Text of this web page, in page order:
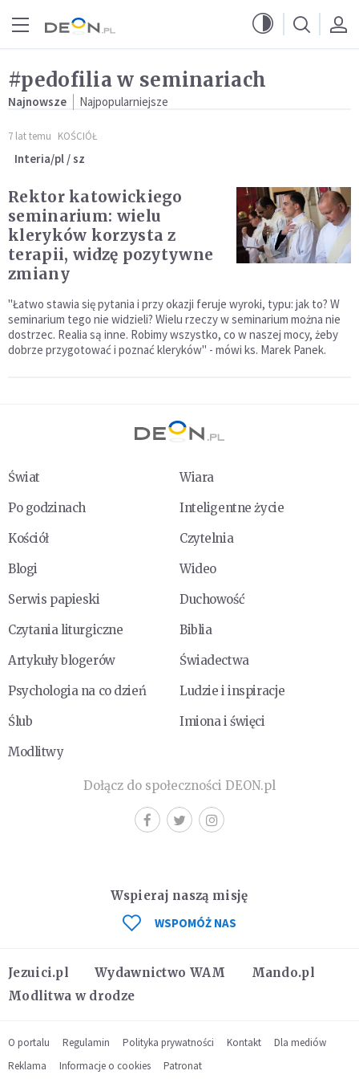
#pedofilia w seminariach
Najnowsze Najpopularniejsze
7 lat temu KOŚCIÓŁ
Interia/pl / sz
Rektor katowickiego
seminarium: wielu
kleryków korzysta z
terapii, widzę pozytywne
zmiany
"Łatwo stawia się pytania i przy okazji feruje wyroki, typu: jak to? W
seminarium tego nie widzieli? Wielu rzeczy w seminarium można nie
dostrzec. Realia są inne. Robimy wszystko, co w naszej mocy, żeby
dobrze przygotować i poznać kleryków" - mówi ks. Marek Panek.
Świat
Wiara
Po godzinach
Inteligentne życie
Kościół
Czytelnia
Blogi
Wideo
Serwis papieski
Duchowość
Czytania liturgiczne
Biblia
Artykuły blogerów
Świadectwa
Psychologia na co dzień
Ludzie i inspiracje
Ślub
Imiona i święci
Modlitwy
Dołącz do społeczności DEON.pl
Jezuici.pl Wydawnictwo WAM
Mando.pl
Modlitwa w drodze
Wspieraj naszą misję
WSPOMÓŻ NAS
O portalu Regulamin Polityka prywatności Kontakt
Dla mediów
Reklama
Informacje o cookies Patronat